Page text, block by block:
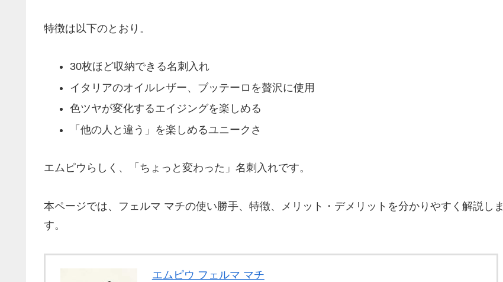
特徴は以下のとおり。
30枚ほど収納できる名刺入れ
イタリアのオイルレザー、ブッテーロを贅沢に使用
色ツヤが変化するエイジングを楽しめる
「他の人と違う」を楽しめるユニークさ
エムピウらしく、「ちょっと変わった」名刺入れです。
本ページでは、フェルマ マチの使い勝手、特徴、メリット・デメリットを分かりやすく解説しま
す。
エムピウ フェルマ マチ